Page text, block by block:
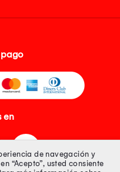
en
de navegación y
“Acepto”, usted consiente